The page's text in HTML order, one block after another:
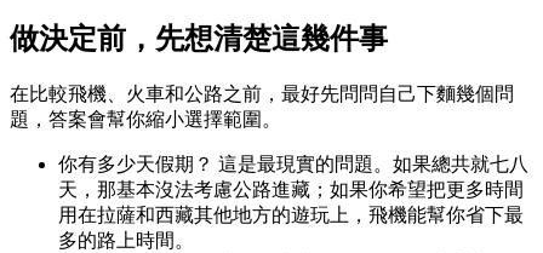
做決定前，先想清楚這幾件事
在比較飛機、火車和公路之前，最好先問問自己下麵幾個問
題，答案會幫你縮小選擇範圍。
你有多少天假期？ 這是最現實的問題。如果總共就七八
天，那基本沒法考慮公路進藏；如果你希望把更多時間
用在拉薩和西藏其他地方的遊玩上，飛機能幫你省下最
多的路上時間。